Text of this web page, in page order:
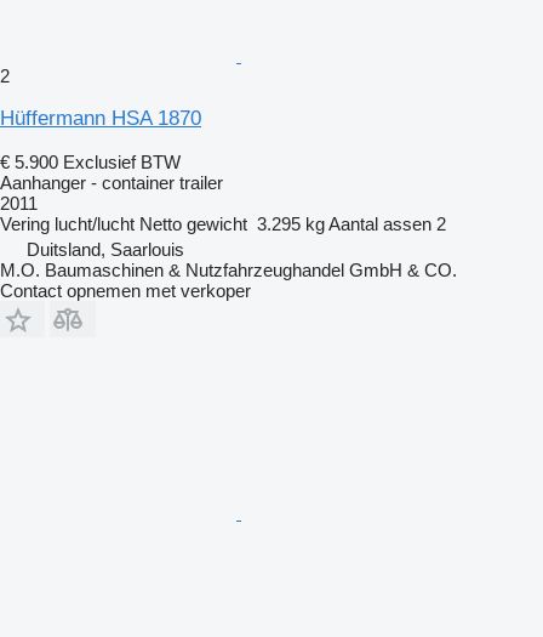
2
Hüffermann HSA 1870
€ 5.900 Exclusief BTW
Aanhanger - container trailer
2011
Vering lucht/lucht Netto gewicht 3.295 kgAantal assen 2
Duitsland, Saarlouis
M.O. Baumaschinen & Nutzfahrzeughandel GmbH & CO.
Contact opnemen met verkoper